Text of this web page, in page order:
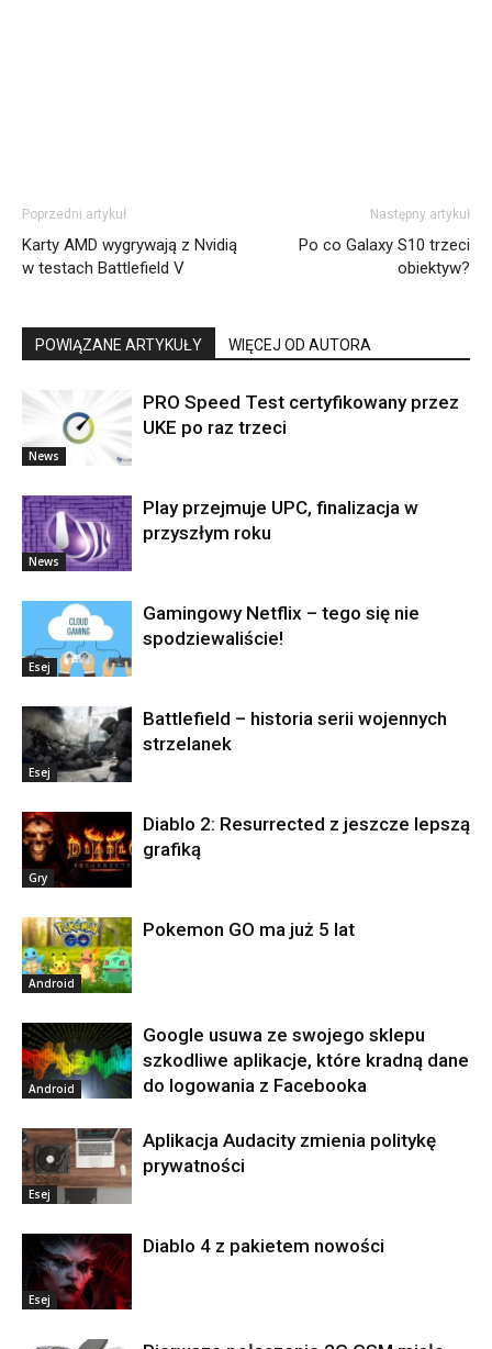
Poprzedni artykuł
Karty AMD wygrywają z Nvidią
w testach Battlefield V
Następny artykuł
Po co Galaxy S10 trzeci
obiektyw?
POWIĄZANE ARTYKUŁY WIĘCEJ OD AUTORA
News
PRO Speed Test certyfikowany przez
UKE po raz trzeci
News
Play przejmuje UPC, finalizacja w
przyszłym roku
Esej
Gamingowy Netflix – tego się nie
spodziewaliście!
Esej
Battlefield – historia serii wojennych
strzelanek
Gry
Diablo 2: Resurrected z jeszcze lepszą
grafiką
Android
Pokemon GO ma już 5 lat
Android
Google usuwa ze swojego sklepu
szkodliwe aplikacje, które kradną dane
do logowania z Facebooka
Esej
Aplikacja Audacity zmienia politykę
prywatności
Esej
Diablo 4 z pakietem nowości